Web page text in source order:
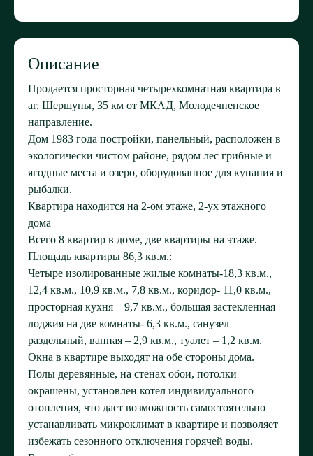
Описание
Продается просторная четырехкомнатная квартира в
аг. Шершуны, 35 км от МКАД, Молодечненское
направление.
Дом 1983 года постройки, панельный, расположен в
экологически чистом районе, рядом лес грибные и
ягодные места и озеро, оборудованное для купания и
рыбалки.
Квартира находится на 2-ом этаже, 2-ух этажного
дома
Всего 8 квартир в доме, две квартиры на этаже.
Площадь квартиры 86,3 кв.м.:
Четыре изолированные жилые комнаты-18,3 кв.м.,
12,4 кв.м., 10,9 кв.м., 7,8 кв.м., коридор- 11,0 кв.м.,
просторная кухня – 9,7 кв.м., большая застекленная
лоджия на две комнаты- 6,3 кв.м., санузел
раздельный, ванная – 2,9 кв.м., туалет – 1,2 кв.м.
Окна в квартире выходят на обе стороны дома.
Полы деревянные, на стенах обои, потолки
окрашены, установлен котел индивидуального
отопления, что дает возможность самостоятельно
устанавливать микроклимат в квартире и позволяет
избежать сезонного отключения горячей воды.